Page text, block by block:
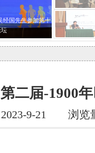
经国先生参加第十
坛
第二届-1900
9-21 浏览